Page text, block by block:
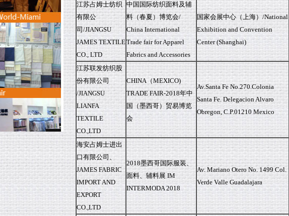
江苏占姆士纺织
有限公
司/JIANGSU
JAMES TEXTILE
CO., LTD
中国国际纺织面料及辅
料（春夏）博览会/
China International
Trade fair for Apparel
Fabrics and Accessories
国家会展中心（上海）/National
Exhibition and Convention
Center (Shanghai)
江苏联发纺织股
份有限公司
/JIANGSU
LIANFA
TEXTILE
CO.,LTD
CHINA（MEXICO)
TRADE FAIR-2018年中
国（墨西哥）贸易博览
会
Av.Santa Fe No.270.Colonia
Santa Fe. Delegacion Alvaro
Obregon, C.P.01210 Mexico
海安占姆士进出
口有限公司、
JAMES FABRIC
IMPORT AND
EXPORT
CO.,LTD
2018墨西哥国际服装、
面料、辅料展 IM
INTERMODA 2018
Av. Mariano Otero No. 1499 Col.
Verde Valle Guadalajara